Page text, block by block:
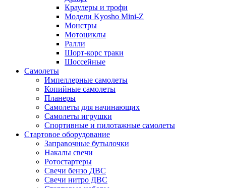
Краулеры и трофи
Модели Kyosho Mini-Z
Монстры
Мотоциклы
Ралли
Шорт-корс траки
Шоссейные
Самолеты
Импеллерные самолеты
Копийные самолеты
Планеры
Самолеты для начинающих
Самолеты игрушки
Спортивные и пилотажные самолеты
Стартовое оборудование
Заправочные бутылочки
Накалы свечи
Ротостартеры
Свечи бензо ДВС
Свечи нитро ДВС